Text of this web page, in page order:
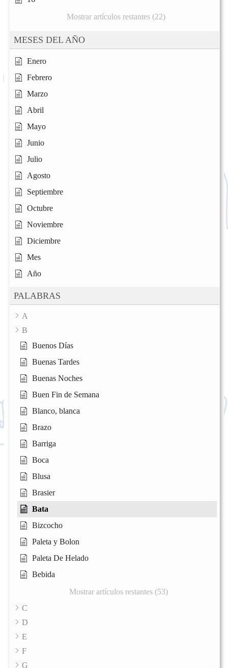
Mostrar artículos restantes (22)
MESES DEL AÑO
Enero
Febrero
Marzo
Abril
Mayo
Junio
Julio
Agosto
Septiembre
Octubre
Noviembre
Diciembre
Mes
Año
PALABRAS
A
B
Buenos Días
Buenas Tardes
Buenas Noches
Buen Fin de Semana
Blanco, blanca
Brazo
Barriga
Boca
Blusa
Brasier
Bata
Bizcocho
Paleta y Bolon
Paleta De Helado
Bebida
Mostrar artículos restantes (53)
C
D
E
F
G